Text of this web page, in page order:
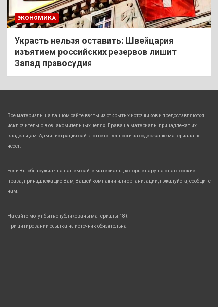
ЭКОНОМИКА
Украсть нельзя оставить: Швейцария
изъятием российских резервов лишит
Запад правосудия
Все материалы на данном сайте взяты из открытых источников и предоставляются
исключительно в ознакомительных целях. Права на материалы принадлежат их
владельцам. Администрация сайта ответственности за содержание материала не
несет.
Если Вы обнаружили на нашем сайте материалы, которые нарушают авторские
права, принадлежащие Вам, Вашей компании или организации, пожалуйста, сообщите
нам.
На сайте могут быть опубликованы материалы 18+!
При цитировании ссылка на источник обязательна.